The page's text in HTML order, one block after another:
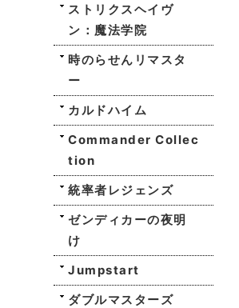
ストリクスヘイヴ
ン：魔法学院
時のらせんリマスタ
ー
カルドハイム
Commander Collec
tion
統率者レジェンズ
ゼンディカーの夜明
け
Jumpstart
ダブルマスターズ